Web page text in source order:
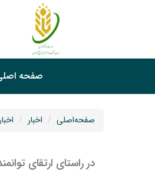
صفحه
صفحه‌اصلی اخبار
در راستای ارتقای